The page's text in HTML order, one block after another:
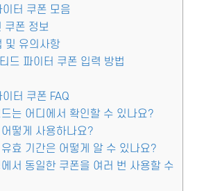
터 쿠폰 모음
쿠폰 정보
및 유의사항
드 파이터 쿠폰 입력 방법
터 쿠폰 FAQ
는 어디에서 확인할 수 있나요?
떻게 사용하나요?
효 기간은 어떻게 알 수 있나요?
서 동일한 쿠폰을 여러 번 사용할 수